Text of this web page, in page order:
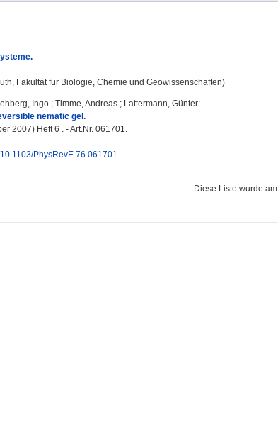
Fakultät für Biologie, Chemie und Geowissenschaften)
Ingo ; Timme, Andreas ; Lattermann, Günter:
nematic gel.
2007) Heft 6 . - Art.Nr. 061701.
PhysRevE.76.061701
Diese Liste wurde am